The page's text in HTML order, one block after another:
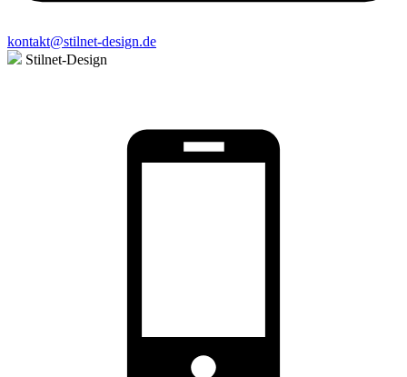
kontakt@stilnet-design.de
Stilnet-Design